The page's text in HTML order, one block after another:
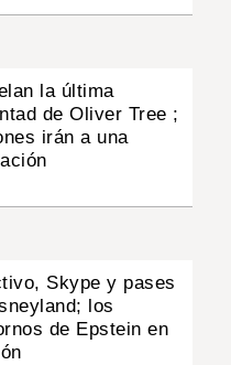
la última
de Oliver Tree ;
irán a una
Skype y pases
los
de Epstein en